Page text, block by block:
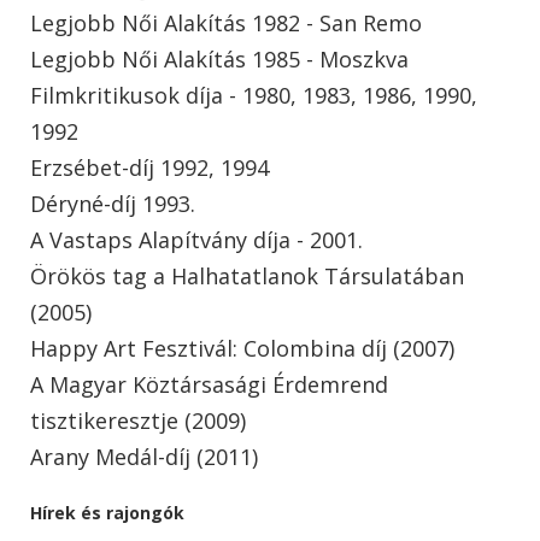
Legjobb Női Alakítás 1982 - San Remo
Legjobb Női Alakítás 1985 - Moszkva
Filmkritikusok díja - 1980, 1983, 1986, 1990,
1992
Erzsébet-díj 1992, 1994
Déryné-díj 1993.
A Vastaps Alapítvány díja - 2001.
Örökös tag a Halhatatlanok Társulatában
(2005)
Happy Art Fesztivál: Colombina díj (2007)
A Magyar Köztársasági Érdemrend
tisztikeresztje (2009)
Arany Medál-díj (2011)
Hírek és rajongók